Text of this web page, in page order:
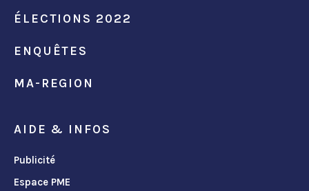
ÉLECTIONS 2022
ENQUÊTES
MA-REGION
AIDE & INFOS
Publicité
Espace PME